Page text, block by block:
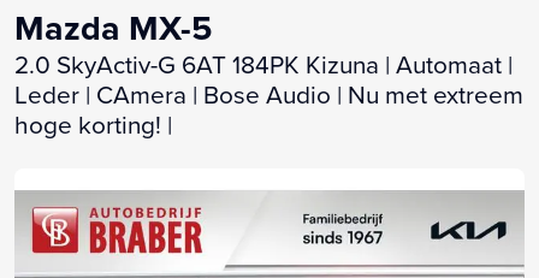
Mazda MX-5
2.0 SkyActiv-G 6AT 184PK Kizuna | Automaat |
Leder | CAmera | Bose Audio | Nu met extreem
hoge korting! |